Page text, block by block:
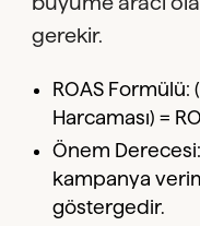
gerekir.
ROAS Formülü:
Harcaması) =
Önem
kampanya
göstergedir.